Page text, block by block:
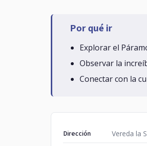
Por qué ir
Explorar el
Observar la
Conectar con la
Dirección Vereda la